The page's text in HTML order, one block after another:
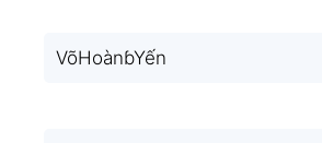
VõHoànɓYến